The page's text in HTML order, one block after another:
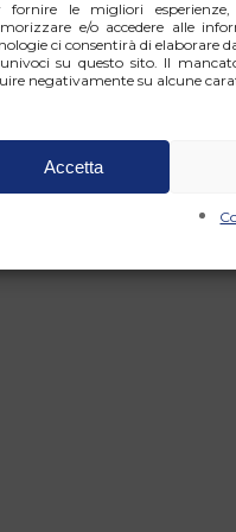
fornire le migliori
e/o accedere alle
ci consentirà di elaborare
su questo sito. Il
negativamente su alcune
Accetta